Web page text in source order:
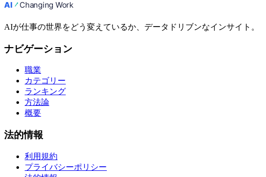
AIが仕事の世界をどう変えているか、データドリブンなインサイト。
ナビゲーション
職業
カテゴリー
ランキング
方法論
概要
法的情報
利用規約
プライバシーポリシー